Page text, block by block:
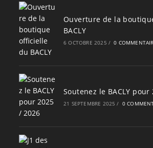
Ouverture de la
BACLY
6 OCTOBRE 2025 / 0
Soutenez le BACLY pour
21 SEPTEMBRE 2025 / 0